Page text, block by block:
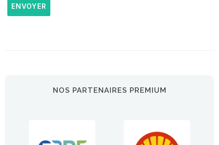
ENVOYER
NOS PARTENAIRES PREMIUM